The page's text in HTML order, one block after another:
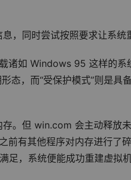
，同时尝试按照要求让系统
诸如 Windows 95 这样的系
态，而“受保护模式”则是具
。但 win.com 会主动释放
前有其他程序对内存进行了
足，系统便能成功重建虚拟